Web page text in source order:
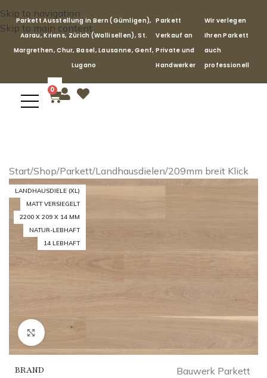
Skip to navigation
Skip to main content
Parkett Ausstellung in Bern (Gümligen),
Aarau, Kriens, Zürich (Wallisellen), St.
Margrethen, Chur, Basel, Lausanne, Genf,
Lugano
Parkett
Verkauf an
Private und
Handwerker
Wir verlegen
Ihren Parkett
auch
professionell
0
Start/Shop/Parkett/Landhausdielen/209mm breit Klick
LANDHAUSDIELE (XL)
MATT VERSIEGELT
2200 X 209 X 14 MM
NATUR-LEBHAFT
14 LEBHAFT
Click to enlarge
BRAND Bauwerk Parkett